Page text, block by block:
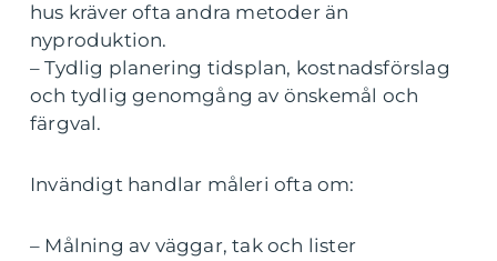
hus kräver ofta andra metoder än
nyproduktion.
– Tydlig planering tidsplan, kostnadsförslag
och tydlig genomgång av önskemål och
färgval.
Invändigt handlar måleri ofta om:
– Målning av väggar, tak och lister